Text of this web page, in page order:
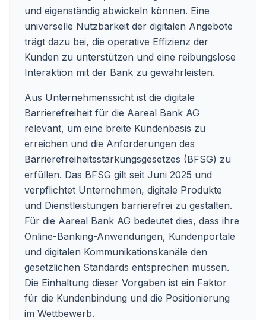
und eigenständig abwickeln können. Eine
universelle Nutzbarkeit der digitalen Angebote
trägt dazu bei, die operative Effizienz der
Kunden zu unterstützen und eine reibungslose
Interaktion mit der Bank zu gewährleisten.
Aus Unternehmenssicht ist die digitale
Barrierefreiheit für die Aareal Bank AG
relevant, um eine breite Kundenbasis zu
erreichen und die Anforderungen des
Barrierefreiheitsstärkungsgesetzes (BFSG) zu
erfüllen. Das BFSG gilt seit Juni 2025 und
verpflichtet Unternehmen, digitale Produkte
und Dienstleistungen barrierefrei zu gestalten.
Für die Aareal Bank AG bedeutet dies, dass ihre
Online-Banking-Anwendungen, Kundenportale
und digitalen Kommunikationskanäle den
gesetzlichen Standards entsprechen müssen.
Die Einhaltung dieser Vorgaben ist ein Faktor
für die Kundenbindung und die Positionierung
im Wettbewerb.